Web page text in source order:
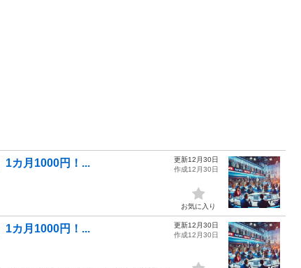
1カ月1000円！...
更新12月30日
作成12月30日
お気に入り
1カ月1000円！...
更新12月30日
作成12月30日